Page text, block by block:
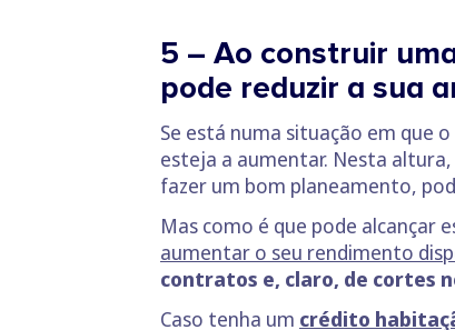
5 – Ao construir
pode reduzir a sua
Se está numa situação em que
esteja a aumentar. Nesta
fazer um bom planeamento,
Mas como é que pode alcançar
aumentar o seu rendimento
contratos e, claro, de cortes
Caso tenha um crédito